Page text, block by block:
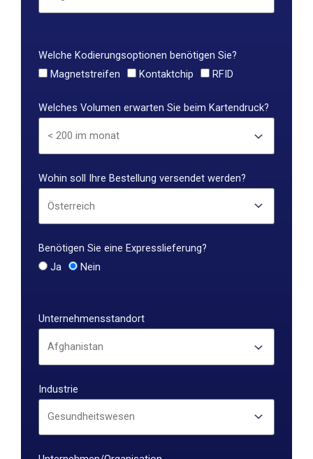
Welche Kodierungsoptionen benötigen Sie?
Magnetstreifen
Kontaktchip RFID
Welches Volumen erwarten Sie beim Kartendruck?
Wohin soll Ihre Bestellung versendet werden?
Benötigen Sie eine Expresslieferung?
Ja
Nein
Unternehmensstandort
Industrie